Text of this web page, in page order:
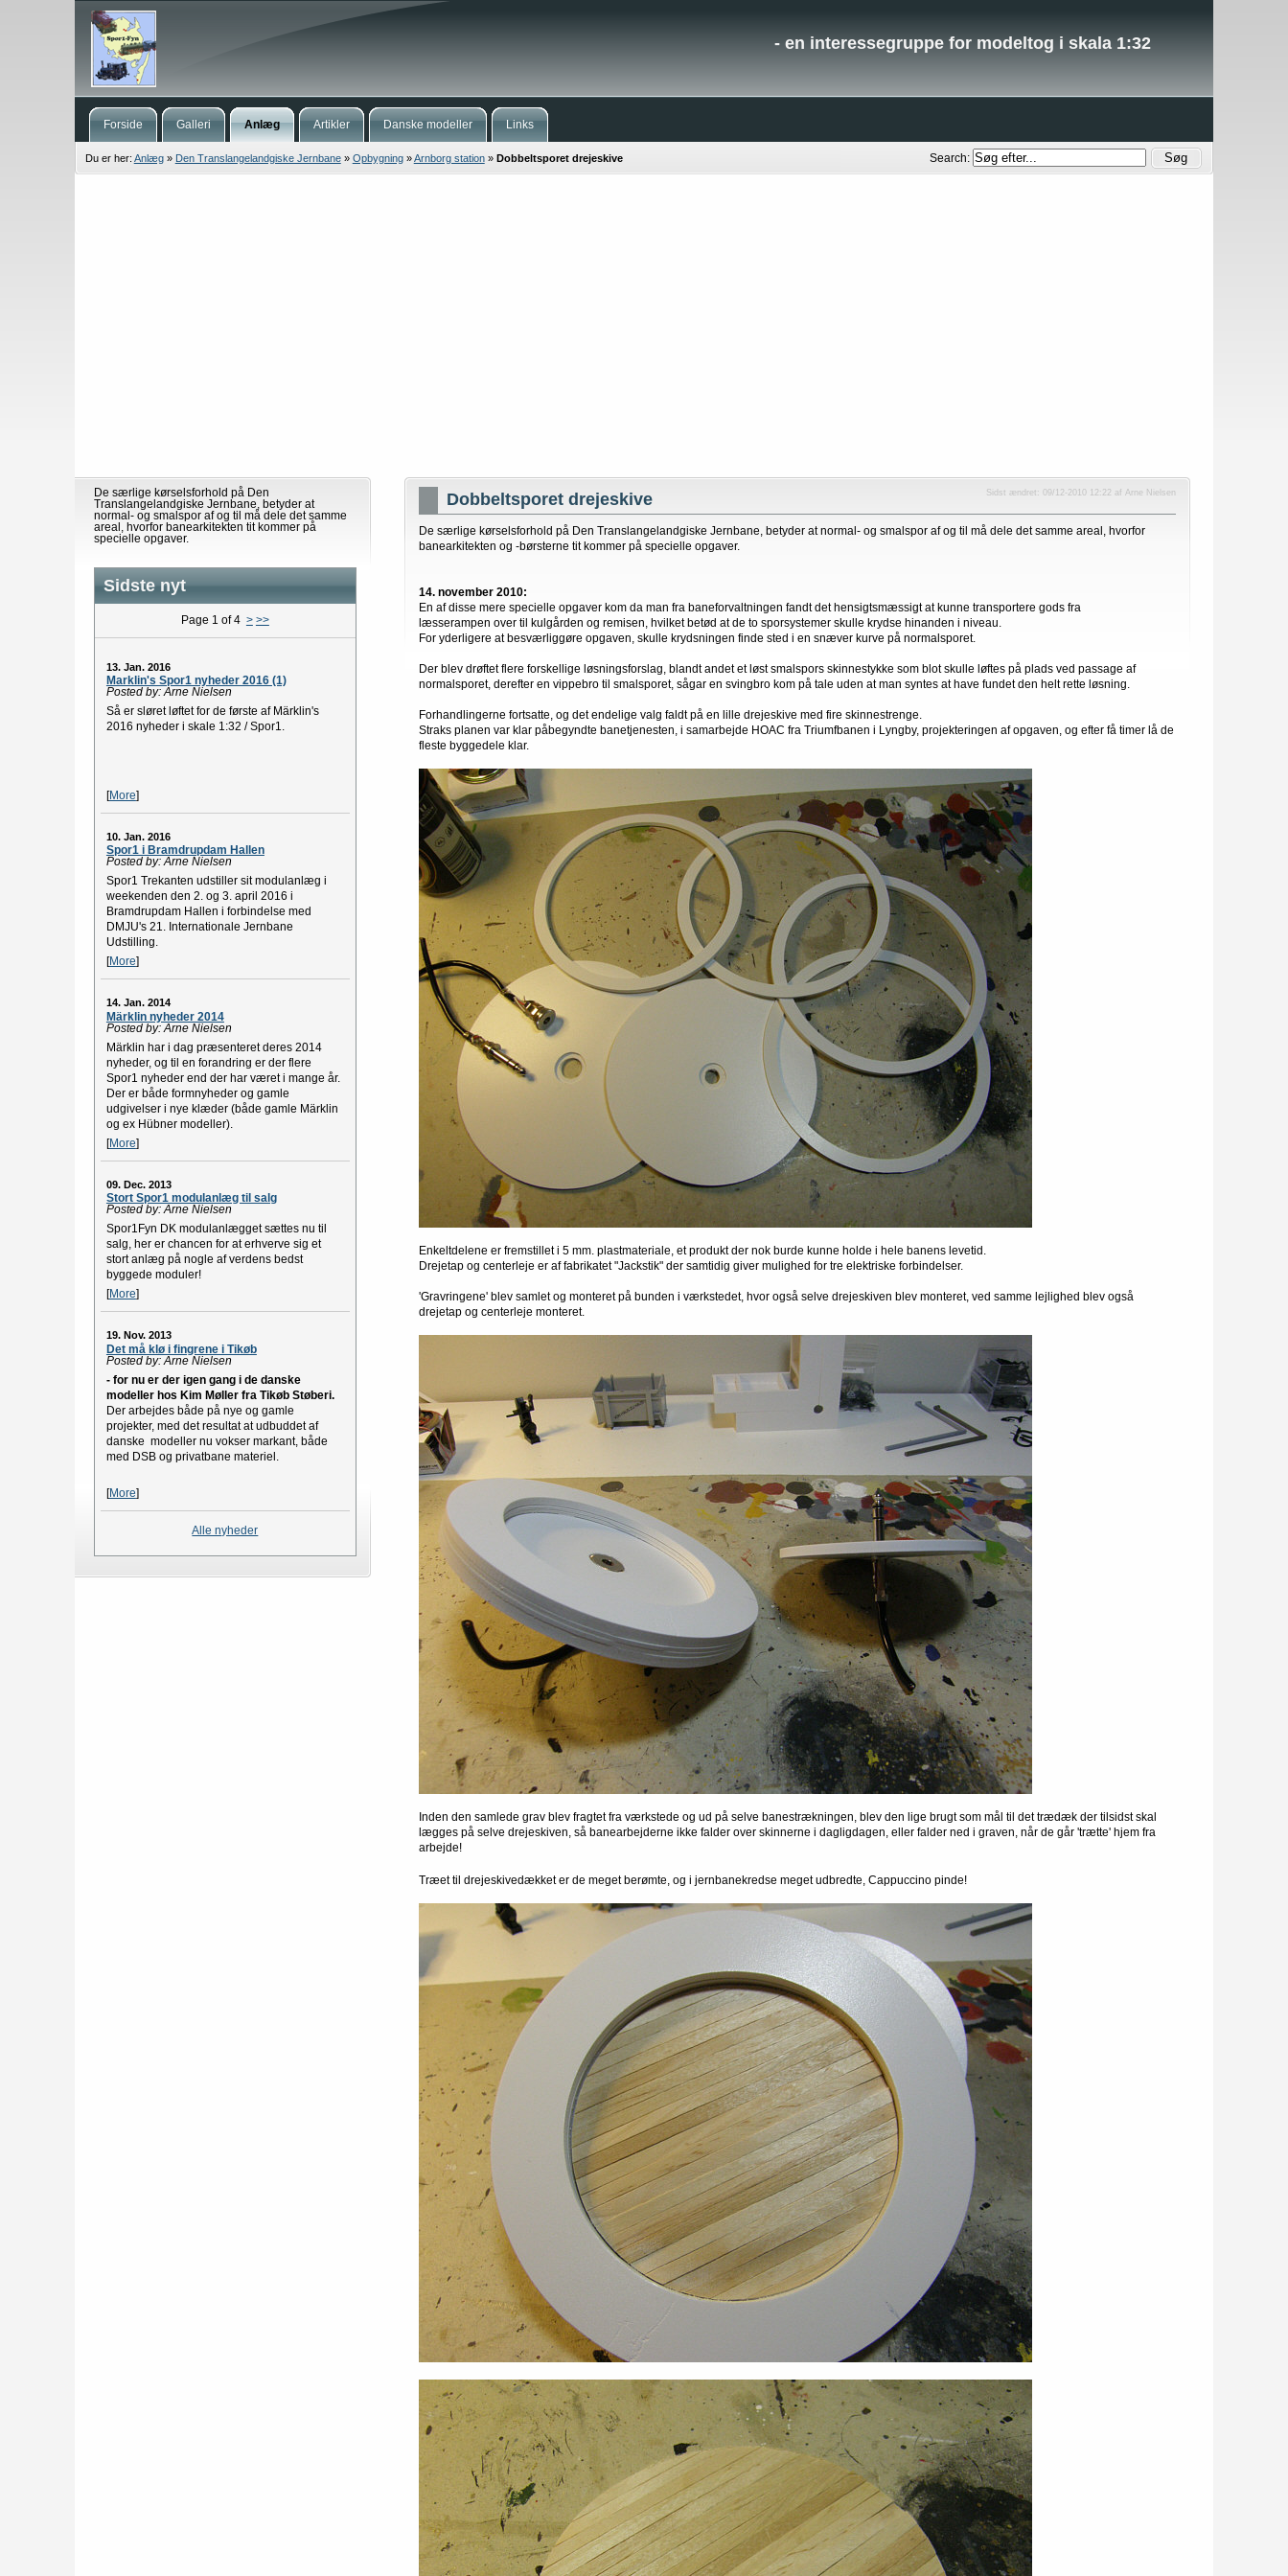
- en interessegruppe for modeltog i skala 1:32
Forside Galleri Anlæg Artikler Danske modeller Links
Search:
Du er her: Anlæg» Den Translangelandgiske Jernbane» Opbygning»Arnborg station» Dobbeltsporet drejeskive
De særlige kørselsforhold på Den
Translangelandgiske Jernbane, betyder at
normal- og smalspor af og til må dele det samme
areal, hvorfor banearkitekten tit kommer på
specielle opgaver.
Sidste nyt
Page 1 of 4 > >>
13. Jan. 2016
Marklin's Spor1 nyheder 2016 (1)
Posted by: Arne Nielsen
Så er sløret løftet for de første af Märklin's
2016 nyheder i skale 1:32 / Spor1.
[More]
10. Jan. 2016
Spor1 i Bramdrupdam Hallen
Posted by: Arne Nielsen
Spor1 Trekanten udstiller sit modulanlæg i
weekenden den 2. og 3. april 2016 i
Bramdrupdam Hallen i forbindelse med
DMJU's 21. Internationale Jernbane
Udstilling.
[More]
14. Jan. 2014
Märklin nyheder 2014
Posted by: Arne Nielsen
Märklin har i dag præsenteret deres 2014
nyheder, og til en forandring er der flere
Spor1 nyheder end der har været i mange år.
Der er både formnyheder og gamle
udgivelser i nye klæder (både gamle Märklin
og ex Hübner modeller).
[More]
09. Dec. 2013
Stort Spor1 modulanlæg til salg
Posted by: Arne Nielsen
Spor1Fyn DK modulanlægget sættes nu til
salg, her er chancen for at erhverve sig et
stort anlæg på nogle af verdens bedst
byggede moduler!
[More]
19. Nov. 2013
Det må klø i fingrene i Tikøb
Posted by: Arne Nielsen
- for nu er der igen gang i de danske
modeller hos Kim Møller fra Tikøb Støberi.
Der arbejdes både på nye og gamle
projekter, med det resultat at udbuddet af
danske modeller nu vokser markant, både
med DSB og privatbane materiel.
[More]
Alle nyheder
Sidst ændret: 09/12-2010 12:22 af Arne Nielsen
Dobbeltsporet drejeskive
De særlige kørselsforhold på Den Translangelandgiske Jernbane, betyder at normal- og smalspor af og til må dele det samme areal, hvorfor
banearkitekten og -børsterne tit kommer på specielle opgaver.
14. november 2010:
En af disse mere specielle opgaver kom da man fra baneforvaltningen fandt det hensigtsmæssigt at kunne transportere gods fra
læsserampen over til kulgården og remisen, hvilket betød at de to sporsystemer skulle krydse hinanden i niveau.
For yderligere at besværliggøre opgaven, skulle krydsningen finde sted i en snæver kurve på normalsporet.
Der blev drøftet flere forskellige løsningsforslag, blandt andet et løst smalspors skinnestykke som blot skulle løftes på plads ved passage af
normalsporet, derefter en vippebro til smalsporet, sågar en svingbro kom på tale uden at man syntes at have fundet den helt rette løsning.
Forhandlingerne fortsatte, og det endelige valg faldt på en lille drejeskive med fire skinnestrenge.
Straks planen var klar påbegyndte banetjenesten, i samarbejde HOAC fra Triumfbanen i Lyngby, projekteringen af opgaven, og efter få timer lå de
fleste byggedele klar.
Enkeltdelene er fremstillet i 5 mm. plastmateriale, et produkt der nok burde kunne holde i hele banens levetid.
Drejetap og centerleje er af fabrikatet "Jackstik" der samtidig giver mulighed for tre elektriske forbindelser.
'Gravringene' blev samlet og monteret på bunden i værkstedet, hvor også selve drejeskiven blev monteret, ved samme lejlighed blev også
drejetap og centerleje monteret.
Inden den samlede grav blev fragtet fra værkstede og ud på selve banestrækningen, blev den lige brugt som mål til det trædæk der tilsidst skal
lægges på selve drejeskiven, så banearbejderne ikke falder over skinnerne i dagligdagen, eller falder ned i graven, når de går 'trætte' hjem fra
arbejde!
Træet til drejeskivedækket er de meget berømte, og i jernbanekredse meget udbredte, Cappuccino pinde!